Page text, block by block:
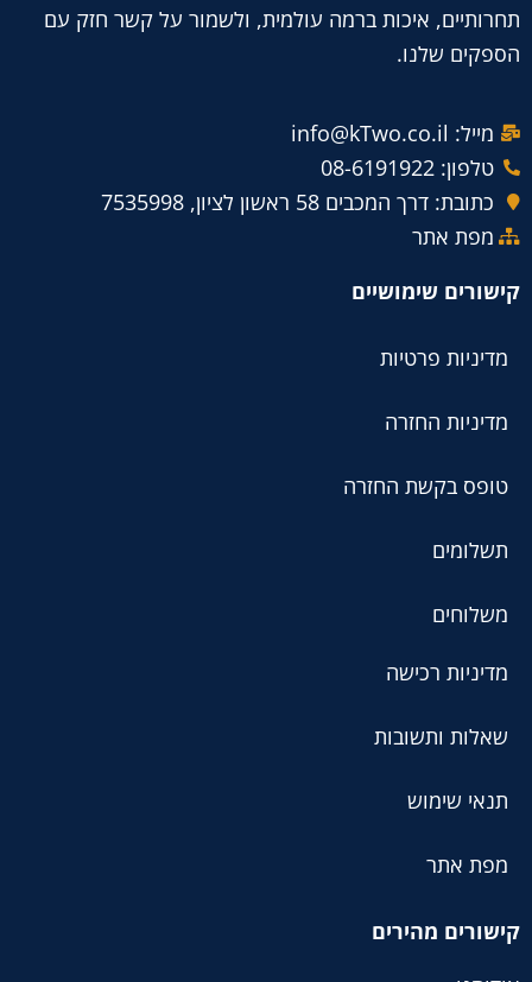
תחרותיים, איכות ברמה עולמית, ולשמור על קשר חזק עם
הספקים שלנו.
מייל: info@kTwo.co.il
טלפון: 08-6191922
כתובת: דרך המכבים 58 ראשון לציון, 7535998
מפת אתר
קישורים שימושיים
מדיניות פרטיות
מדיניות החזרה
טופס בקשת החזרה
תשלומים
משלוחים
מדיניות רכישה
שאלות ותשובות
תנאי שימוש
מפת אתר
קישורים מהירים